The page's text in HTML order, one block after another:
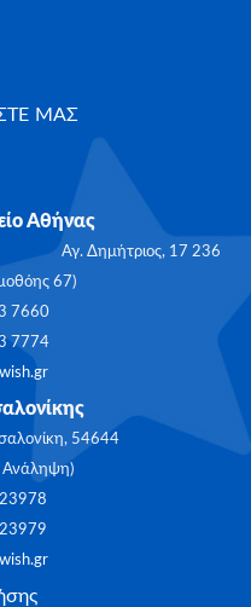
ΜΑΣ
Αθήνας
Αγ. Δημήτριος, 17 236
67)
7660
7774
54644
Ανάληψη)